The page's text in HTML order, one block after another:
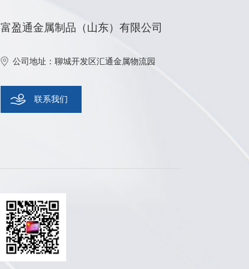
富盈通金属制品（山东）有限公司
公司地址：聊城开发区汇通金属物流园
联系我们